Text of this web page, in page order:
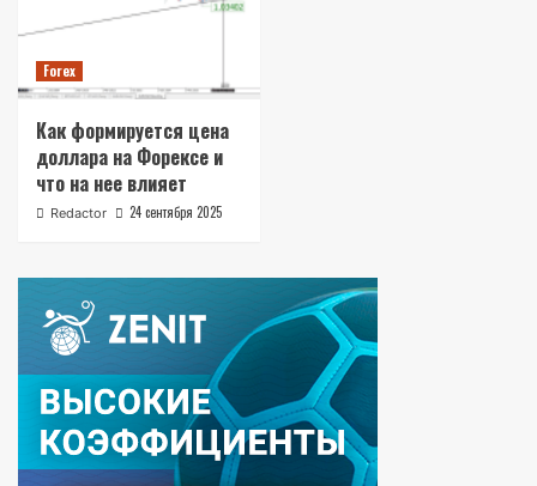
Forex
Как формируется цена
доллара на Форексе и
что на нее влияет
Redactor 24 сентября 2025